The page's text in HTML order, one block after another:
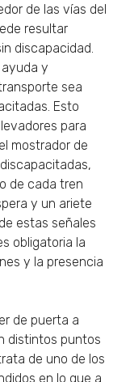
de las vías del
resultar
discapacidad.
y
sea
Esto
para
mostrador de
de cada tren
y un ariete
estas señales
obligatoria la
y la presencia
de puerta a
distintos puntos
de uno de los
en lo que a